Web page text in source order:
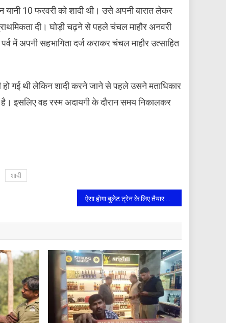
10 फरवरी को शादी थी। उसे अपनी बारात लेकर
दी। घोड़ी चढ़ने से पहले चंचल माहौर अनवरी
अपनी सहभागिता दर्ज कराकर चंचल माहौर उत्साहित
गई थी लेकिन शादी करने जाने से पहले उसने मताधिकार
इसलिए वह रस्म अदायगी के दौरान समय निकालकर
शादी